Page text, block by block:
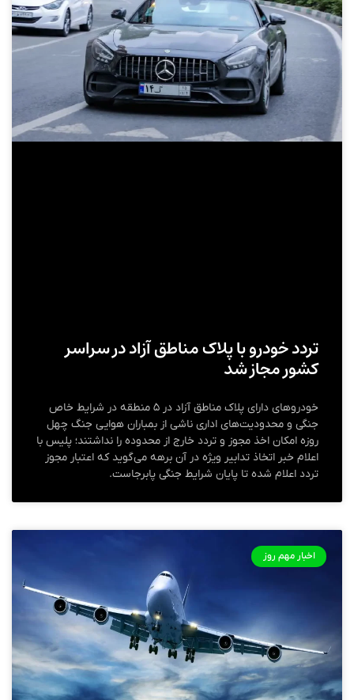
تردد خودرو با پلاک مناطق آزاد در سراسر
کشور مجاز شد
خودروهای دارای پلاک مناطق آزاد در ۵ منطقه در شرایط خاص
جنگی و محدودیت‌های اداری ناشی از بمباران هوایی جنگ چهل
روزه امکان اخذ مجوز و تردد خارج از محدوده را نداشتند؛ پلیس با
اعلام خبر اتخاذ تدابیر ویژه در آن برهه می‌گوید که اعتبار مجوز
تردد اعلام شده تا پایان شرایط جنگی پابرجاست.
اخبار مهم روز